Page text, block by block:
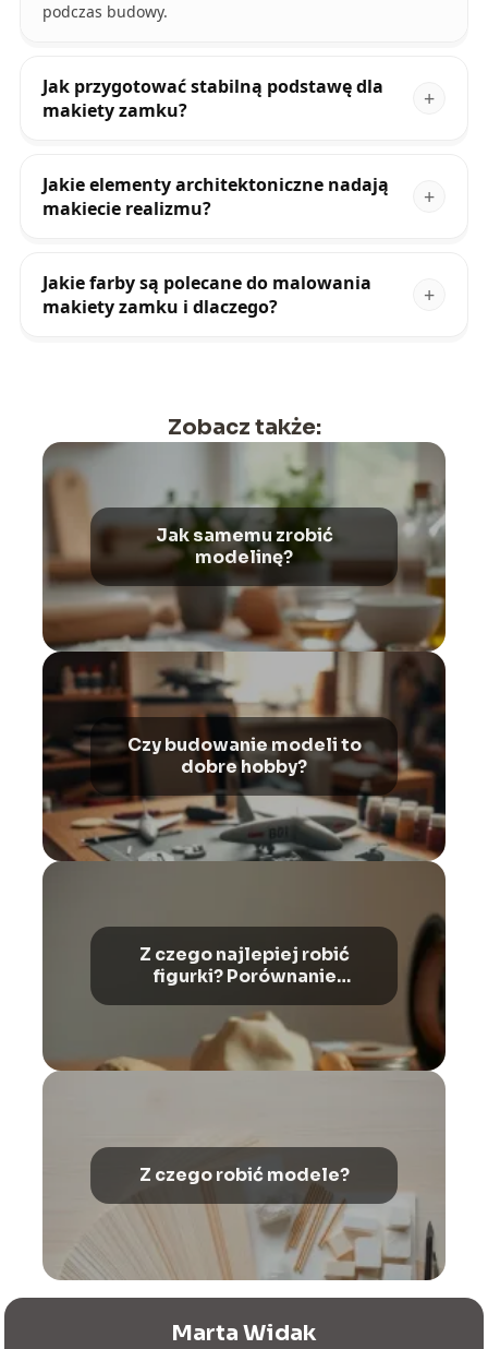
podczas budowy.
Jak przygotować stabilną podstawę dla
makiety zamku?
Jakie elementy architektoniczne nadają
makiecie realizmu?
Jakie farby są polecane do malowania
makiety zamku i dlaczego?
Zobacz także:
Jak samemu zrobić
modelinę?
Czy budowanie modeli to
dobre hobby?
Z czego najlepiej robić
figurki? Porównanie
Z czego robić modele?
Marta Widak